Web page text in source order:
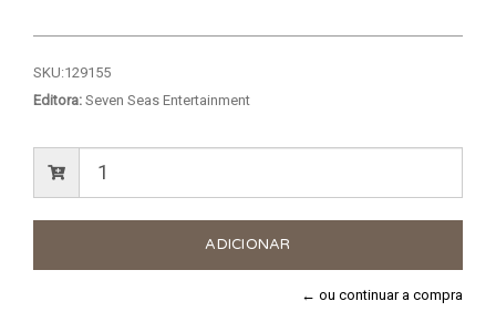
SKU:129155
Editora: Seven Seas Entertainment
← ou continuar a compra